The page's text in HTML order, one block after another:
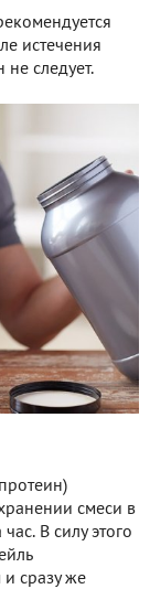
истечения
не следует.
смеси в
В силу этого
и сразу же